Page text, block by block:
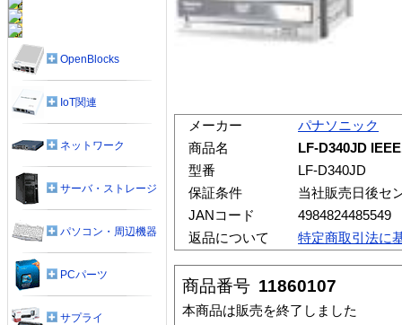
メーカー
パナソニック
商品名
LF-D340JD
型番
LF-D340JD
保証条件
当社販売日後セ
JANコード
4984824485549
返品について
特定商取引法に
商品番号 11860107
本商品は販売を終了しました
OpenBlocks
IoT関連
ネットワーク
サーバ・ストレージ
パソコン・周辺機器
PCパーツ
サプライ